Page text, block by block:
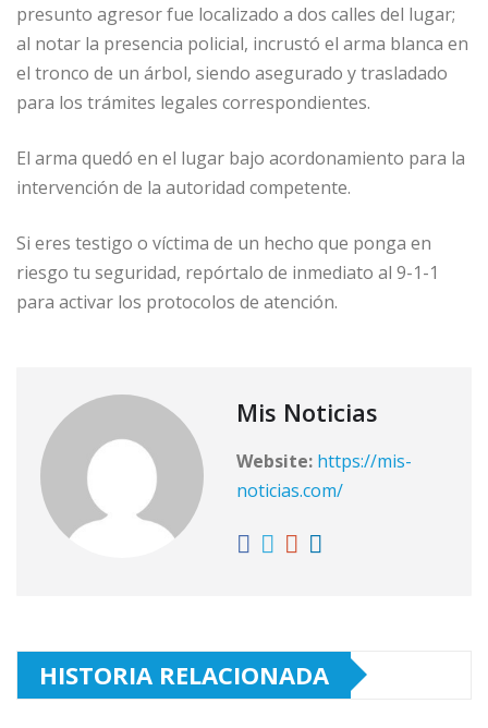
presunto agresor fue localizado a dos calles del lugar;
al notar la presencia policial, incrustó el arma blanca en
el tronco de un árbol, siendo asegurado y trasladado
para los trámites legales correspondientes.
El arma quedó en el lugar bajo acordonamiento para la
intervención de la autoridad competente.
Si eres testigo o víctima de un hecho que ponga en
riesgo tu seguridad, repórtalo de inmediato al 9-1-1
para activar los protocolos de atención.
Mis Noticias
Website: https://mis-
noticias.com/
HISTORIA RELACIONADA